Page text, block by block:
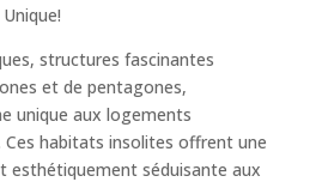
structures fascinantes
et de pentagones,
unique aux logements
Ces habitats insolites offrent une
esthétiquement séduisante aux